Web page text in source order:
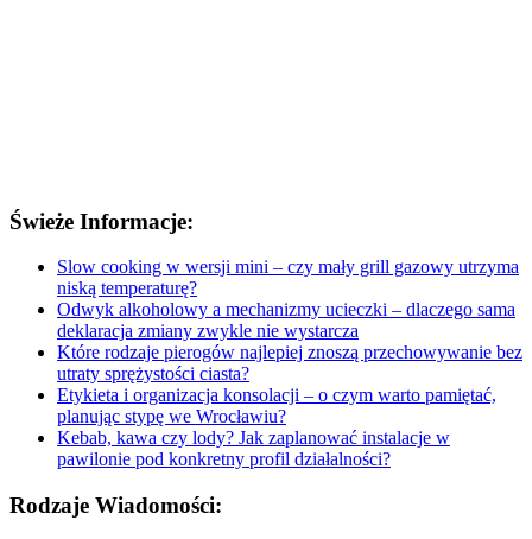
Świeże Informacje:
Slow cooking w wersji mini – czy mały grill gazowy utrzyma
niską temperaturę?
Odwyk alkoholowy a mechanizmy ucieczki – dlaczego sama
deklaracja zmiany zwykle nie wystarcza
Które rodzaje pierogów najlepiej znoszą przechowywanie bez
utraty sprężystości ciasta?
Etykieta i organizacja konsolacji – o czym warto pamiętać,
planując stypę we Wrocławiu?
Kebab, kawa czy lody? Jak zaplanować instalacje w
pawilonie pod konkretny profil działalności?
Rodzaje Wiadomości: